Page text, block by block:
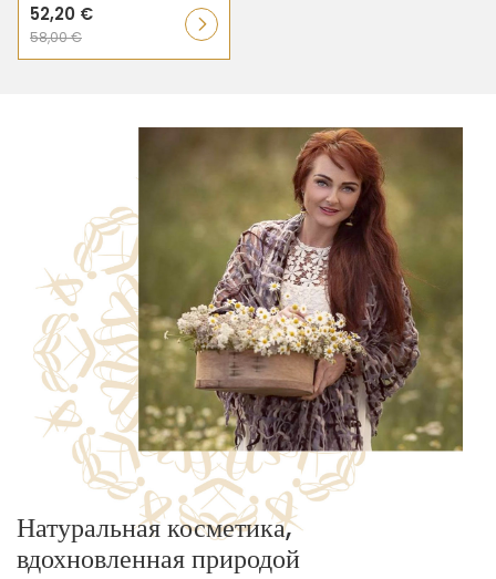
52,20 €
58,00 €
Натуральная косметика,
вдохновленная природой